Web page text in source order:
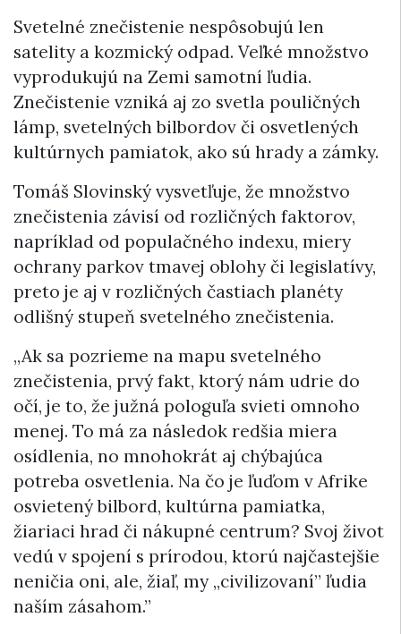
Svetelné znečistenie nespôsobujú len
satelity a kozmický odpad. Veľké množstvo
vyprodukujú na Zemi samotní ľudia.
Znečistenie vzniká aj zo svetla pouličných
lámp, svetelných bilbordov či osvetlených
kultúrnych pamiatok, ako sú hrady a zámky.
Tomáš Slovinský vysvetľuje, že množstvo
znečistenia závisí od rozličných faktorov,
napríklad od populačného indexu, miery
ochrany parkov tmavej oblohy či legislatívy,
preto je aj v rozličných častiach planéty
odlišný stupeň svetelného znečistenia.
„Ak sa pozrieme na mapu svetelného
znečistenia, prvý fakt, ktorý nám udrie do
očí, je to, že južná pologuľa svieti omnoho
menej. To má za následok redšia miera
osídlenia, no mnohokrát aj chýbajúca
potreba osvetlenia. Na čo je ľuďom v Afrike
osvietený bilbord, kultúrna pamiatka,
žiariaci hrad či nákupné centrum? Svoj život
vedú v spojení s prírodou, ktorú najčastejšie
neničia oni, ale, žiaľ, my „civilizovaní” ľudia
naším zásahom.”